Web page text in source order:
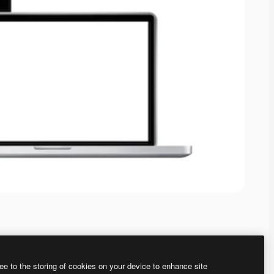
to the storing of cookies on your device to enhance site